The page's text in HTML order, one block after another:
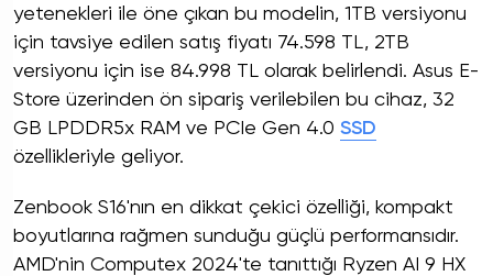
yetenekleri ile öne çıkan bu modelin, 1TB versiyonu
için tavsiye edilen satış fiyatı 74.598 TL, 2TB
versiyonu için ise 84.998 TL olarak belirlendi. Asus E-
Store üzerinden ön sipariş verilebilen bu cihaz, 32
GB LPDDR5x RAM ve PCIe Gen 4.0 SSD
özellikleriyle geliyor.
Zenbook S16'nın en dikkat çekici özelliği, kompakt
boyutlarına rağmen sunduğu güçlü performansıdır.
AMD'nin Computex 2024'te tanıttığı Ryzen AI 9 HX